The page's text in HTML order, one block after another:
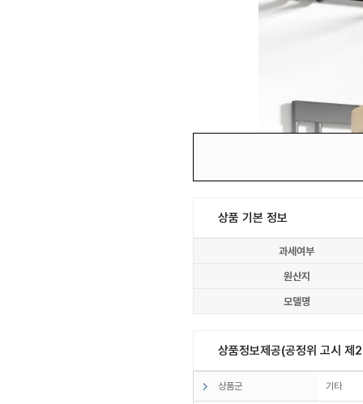
상품 기본 정보
과세여부
원산지
모델명
상품정보제공(공정위 고시
상품군 기타